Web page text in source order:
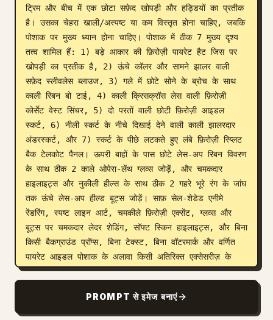
ट्रिम और बीच में एक छोटा सफ़ेद खोपड़ी और हड्डियों का प्रतीक
है। उसका चेहरा खाली/अस्पष्ट या कम विस्तृत होना चाहिए, जबकि
पोशाक पर मुख्य ध्यान होना चाहिए। पोशाक में ठीक 7 मुख्य दृश्य
तत्व शामिल हैं: 1) बड़े आकार की फ़िरोज़ी पायरेट हैट जिस पर
खोपड़ी का प्रतीक है, 2) ऊंचे कॉलर और सामने झालर वाली
सफ़ेद स्लीवलेस ब्लाउज, 3) गले में छोटे सोने के ब्रोच के साथ
काली रिबन बो टाई, 4) काली क्रिसक्रॉस लेस वाली फ़िरोज़ी
कोर्सेट वेस्ट सिंचर, 5) दो परतों वाली छोटी फ़िरोज़ी आइडल
स्कर्ट, 6) नीली स्कर्ट के नीचे दिखाई देने वाली काली झालरदार
अंडरस्कर्ट, और 7) स्कर्ट के पीछे लटकते हुए लंबे फ़िरोज़ी स्प्लिट
बैक टेलकोट पैनल। ऊपरी बाहों के पास छोटे लेस-अप रिबन विवरण
के साथ ठीक 2 काले ओपेरा-लेंथ ग्लव्स जोड़ें, और चमकदार
हाइलाइट्स और नुकीली हील्स के साथ ठीक 2 गहरे भूरे रंग के जांघ
तक ऊंचे लेस-अप हील्ड बूट्स जोड़ें। साफ़ सेल-शेडेड एनीमे
रेंडरिंग, स्पष्ट लाइन आर्ट, चमकीले फ़िरोज़ी एक्सेंट, ग्लव्स और
बूट्स पर चमकदार लेदर शेडिंग, सॉफ्ट स्किन हाइलाइट्स, और बिना
किसी बैकग्राउंड प्रॉप्स, बिना टेक्स्ट, बिना वॉटरमार्क और वर्णित
पायरेट आइडल पोशाक के अलावा किसी अतिरिक्त एक्सेसरीज़ के
बिना एक केंद्रित कैरेक्टर-शीट कंपोज़िशन का उपयोग करें। कुल
परफॉर्मेंस पायरेट आइडल कॉस्ट्यूम डिज़ाइन।
PROMPT से इमेज बनाएं